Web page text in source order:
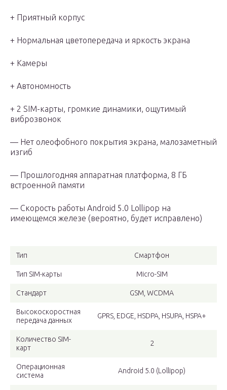
+ Приятный корпус
+ Нормальная цветопередача и яркость экрана
+ Камеры
+ Автономность
+ 2 SIM-карты, громкие динамики, ощутимый
виброзвонок
— Нет олеофобного покрытия экрана, малозаметный
изгиб
— Прошлогодняя аппаратная платформа, 8 ГБ
встроенной памяти
— Скорость работы Android 5.0 Lollipop на
имеющемся железе (вероятно, будет исправлено)
Тип Смартфон
Тип SIM-карты Micro-SIM
Стандарт GSM, WCDMA
Высокоскоростная
передача данных
GPRS, EDGE, HSDPA, HSUPA, HSPA+
Количество SIM-
карт
2
Операционная
система
Android 5.0 (Lollipop)